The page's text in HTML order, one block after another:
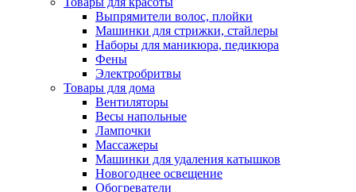
Выпрямители волос, плойки
Машинки для стрижки, стайлеры
Наборы для маникюра, педикюра
Фены
Электробритвы
Товары для дома
Вентиляторы
Весы напольные
Лампочки
Массажеры
Машинки для удаления катышков
Новогоднее освещение
Обогреватели